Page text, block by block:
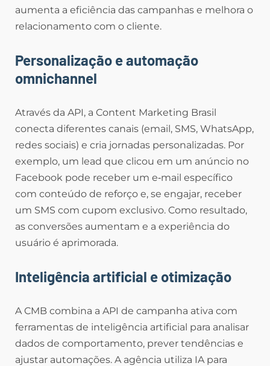
aumenta a eficiência das campanhas e melhora o
relacionamento com o cliente.
Personalização e automação
omnichannel
Através da API, a Content Marketing Brasil
conecta diferentes canais (email, SMS, WhatsApp,
redes sociais) e cria jornadas personalizadas. Por
exemplo, um lead que clicou em um anúncio no
Facebook pode receber um e‑mail específico
com conteúdo de reforço e, se engajar, receber
um SMS com cupom exclusivo. Como resultado,
as conversões aumentam e a experiência do
usuário é aprimorada.
Inteligência artificial e otimização
A CMB combina a API de campanha ativa com
ferramentas de inteligência artificial para analisar
dados de comportamento, prever tendências e
ajustar automações. A agência utiliza IA para